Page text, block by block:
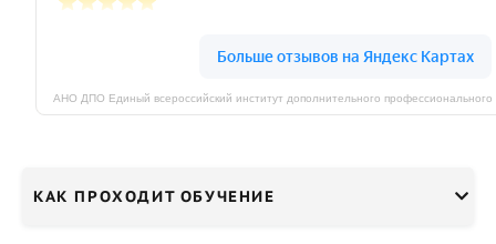
КАК ПРОХОДИТ ОБУЧЕНИЕ